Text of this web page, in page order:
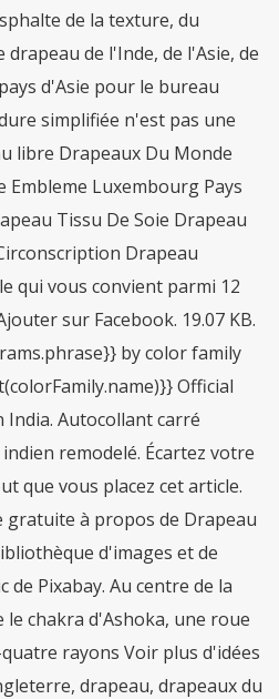
de la texture, du
de l'Inde, de l'Asie, de
d'Asie pour le bureau
simplifiée n'est pas une
libre Drapeaux Du Monde
Embleme Luxembourg Pays
Tissu De Soie Drapeau
Drapeau
qui vous convient parmi 12
sur Facebook. 19.07 KB.
by color family
Official
India. Autocollant carré
remodelé. Écartez votre
que vous placez cet article.
gratuite à propos de Drapeau
d'images et de
de Pixabay. Au centre de la
le chakra d'Ashoka, une roue
rayons Voir plus d'idées
drapeau, drapeaux du